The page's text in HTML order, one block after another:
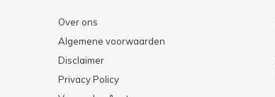
Over ons
Algemene voorwaarden
Disclaimer
Privacy Policy